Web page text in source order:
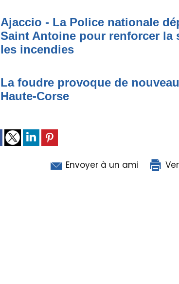
Ajaccio - La Police nationale
Saint Antoine pour renforcer la
les incendies
La foudre provoque de
Haute-Corse
Envoyer à un ami